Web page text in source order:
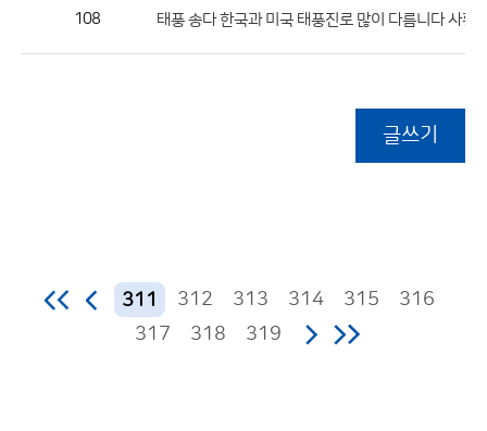
108 태풍 송다 한국과 미국 태풍진로 많이 다름니다 사황
글쓰기
311 312 313 314 315
316
317
318 319